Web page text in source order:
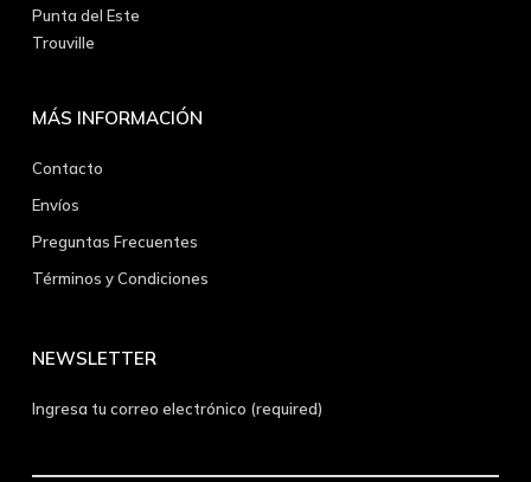
Punta del Este
Trouville
MÁS INFORMACIÓN
Contacto
Envíos
Preguntas Frecuentes
Términos y Condiciones
NEWSLETTER
Ingresa tu correo electrónico (required)